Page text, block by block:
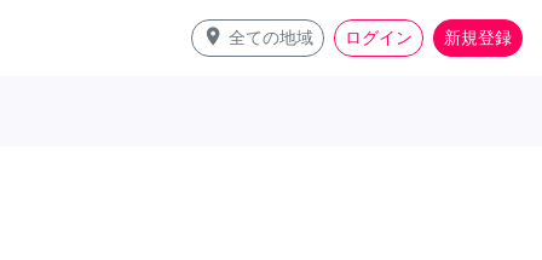
place 全ての地域 ログイン 新規登録